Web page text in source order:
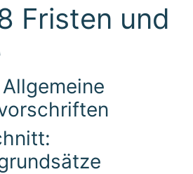
Fristen und